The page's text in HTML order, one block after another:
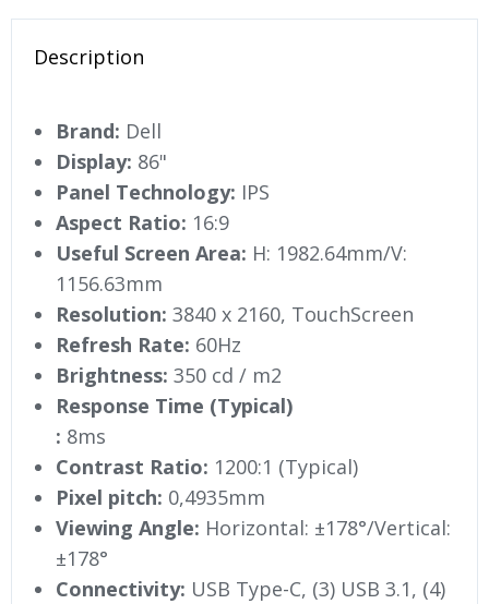
Description
Brand: Dell
Display: 86"
Panel Technology: IPS
Aspect Ratio: 16:9
Useful Screen Area: H: 1982.64mm/V:
1156.63mm
Resolution: 3840 x 2160, TouchScreen
Refresh Rate: 60Hz
Brightness: 350 cd / m2
Response Time (Typical)
: 8ms
Contrast Ratio: 1200:1 (Typical)
Pixel pitch: 0,4935mm
Viewing Angle: Horizontal: ±178°/Vertical:
±178°
Connectivity: USB Type-C, (3) USB 3.1, (4)